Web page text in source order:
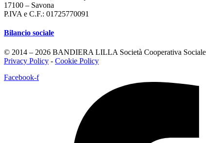
17100 – Savona
P.IVA e C.F.: 01725770091
Bilancio sociale
© 2014 – 2026 BANDIERA LILLA Società Cooperativa Sociale
Privacy Policy - Cookie Policy
Facebook-f